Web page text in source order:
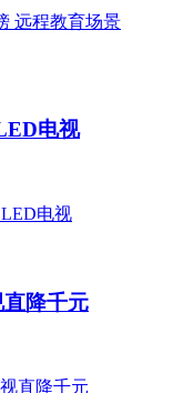
电视
降千元